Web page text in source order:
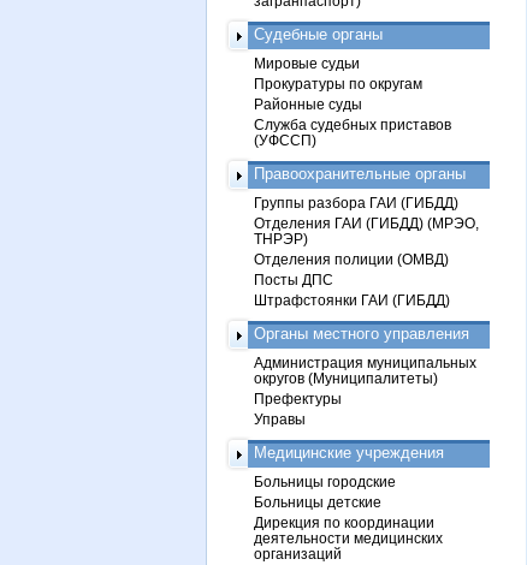
Судебные органы
Мировые судьи
Прокуратуры по округам
Районные суды
Служба судебных приставов
(УФССП)
Правоохранительные органы
Группы разбора ГАИ (ГИБДД)
Отделения ГАИ (ГИБДД) (МРЭО,
ТНРЭР)
Отделения полиции (ОМВД)
Посты ДПС
Штрафстоянки ГАИ (ГИБДД)
Органы местного управления
Администрация муниципальных
округов (Муниципалитеты)
Префектуры
Управы
Медицинские учреждения
Больницы городские
Больницы детские
Дирекция по координации
деятельности медицинских
организаций